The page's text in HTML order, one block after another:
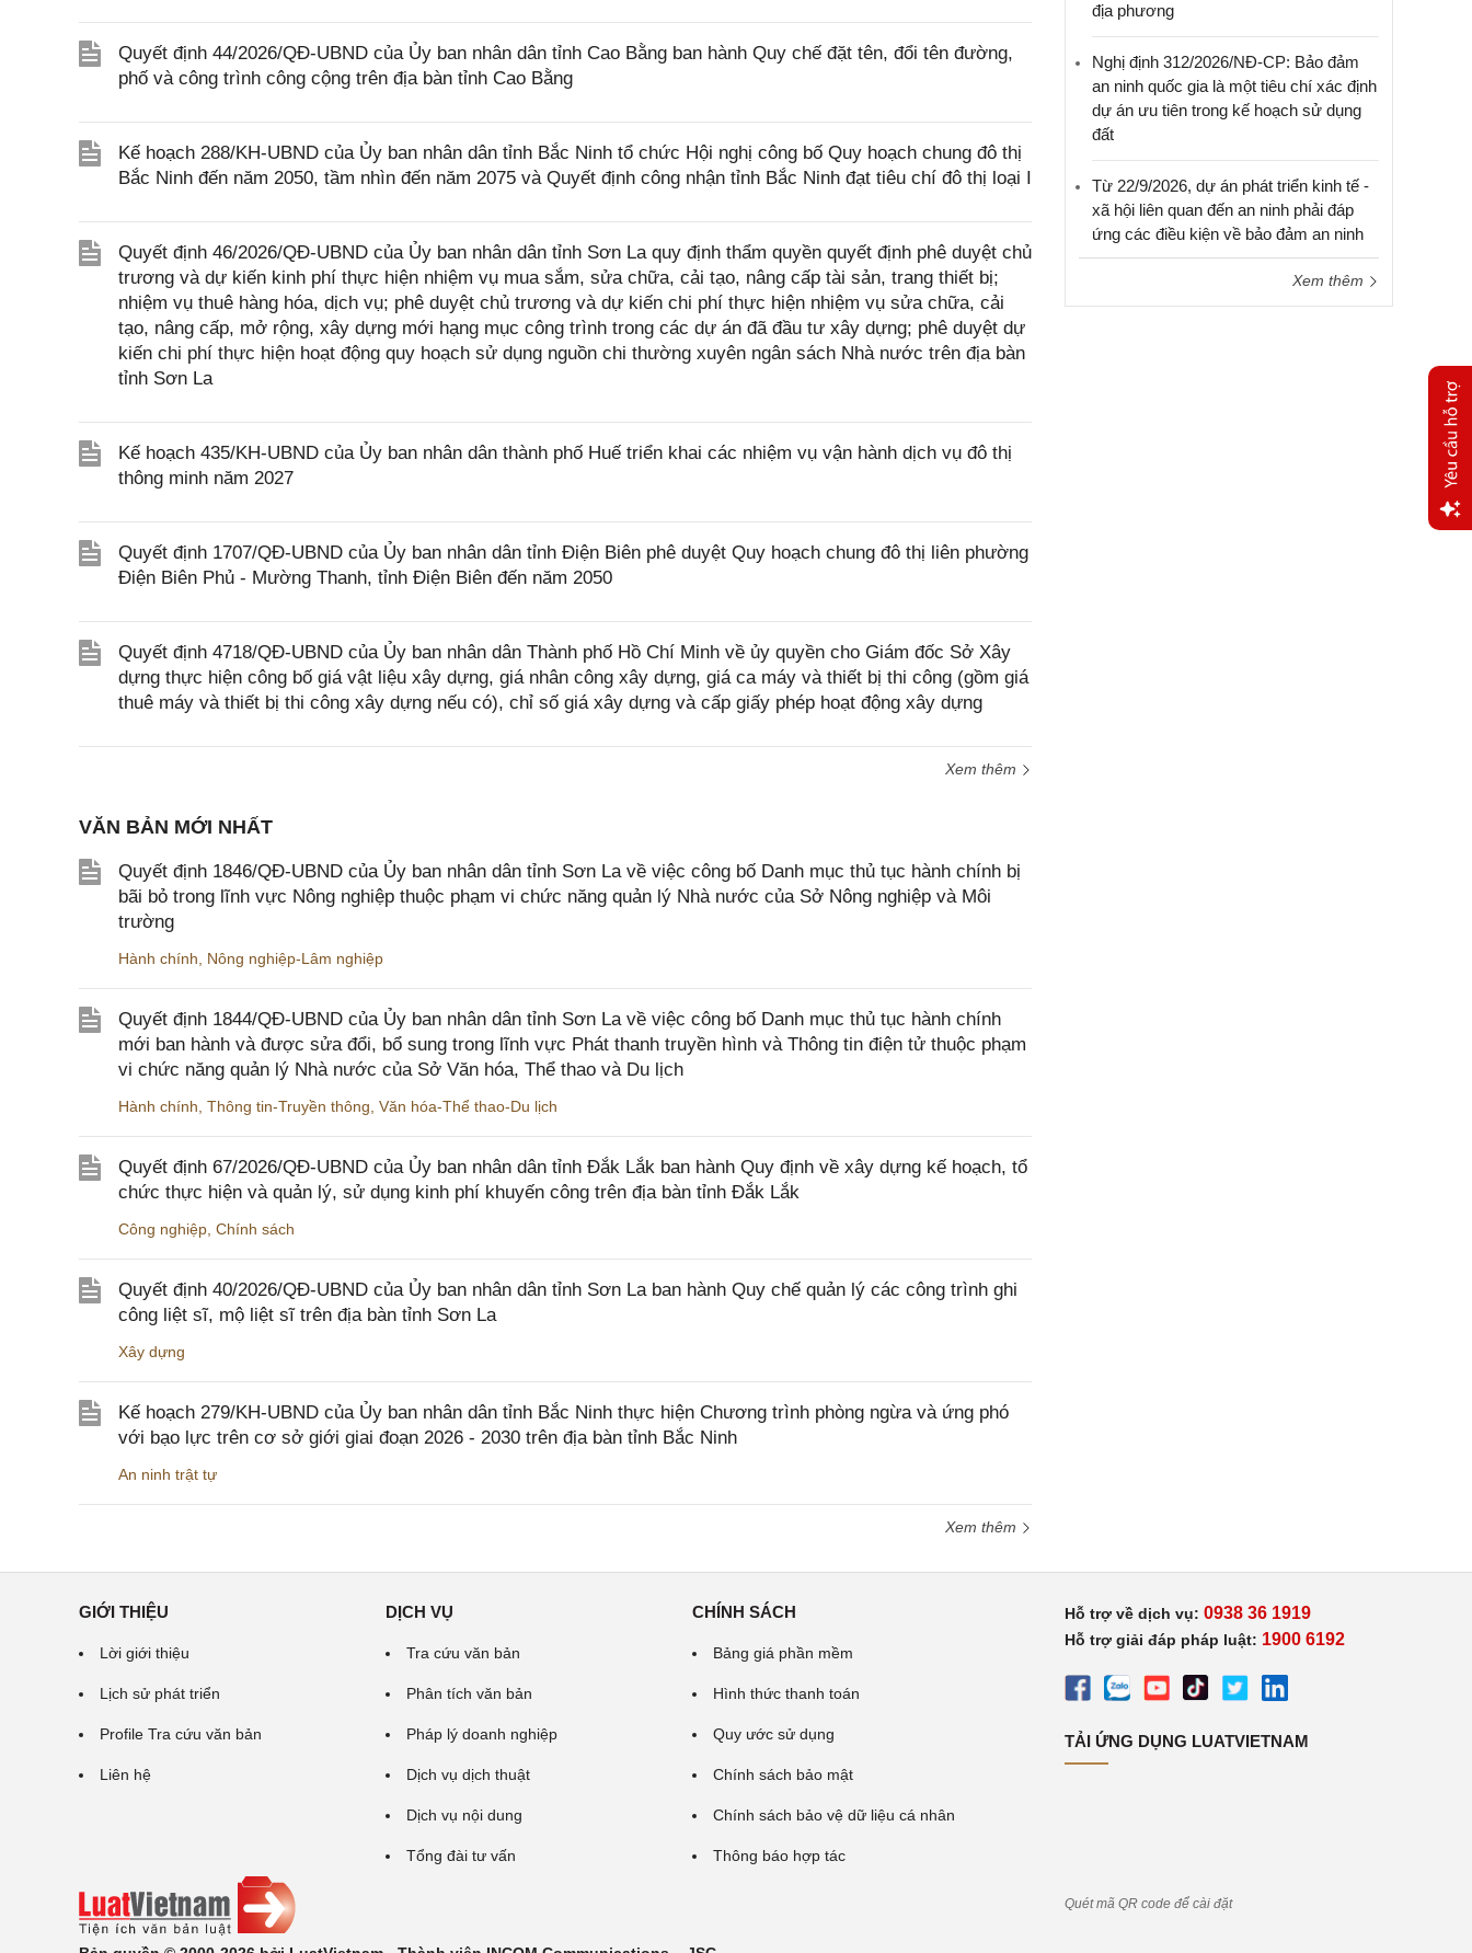
Quyết định 44/2026/QĐ-UBND của Ủy ban nhân dân tỉnh Cao Bằng ban hành Quy chế đặt tên, đổi tên đường,
phố và công trình công cộng trên địa bàn tỉnh Cao Bằng
Kế hoạch 288/KH-UBND của Ủy ban nhân dân tỉnh Bắc Ninh tổ chức Hội nghị công bố Quy hoạch chung đô thị
Bắc Ninh đến năm 2050, tầm nhìn đến năm 2075 và Quyết định công nhận tỉnh Bắc Ninh đạt tiêu chí đô thị loại I
Quyết định 46/2026/QĐ-UBND của Ủy ban nhân dân tỉnh Sơn La quy định thẩm quyền quyết định phê duyệt chủ
trương và dự kiến kinh phí thực hiện nhiệm vụ mua sắm, sửa chữa, cải tạo, nâng cấp tài sản, trang thiết bị;
nhiệm vụ thuê hàng hóa, dịch vụ; phê duyệt chủ trương và dự kiến chi phí thực hiện nhiệm vụ sửa chữa, cải
tạo, nâng cấp, mở rộng, xây dựng mới hạng mục công trình trong các dự án đã đầu tư xây dựng; phê duyệt dự
kiến chi phí thực hiện hoạt động quy hoạch sử dụng nguồn chi thường xuyên ngân sách Nhà nước trên địa bàn
tỉnh Sơn La
Kế hoạch 435/KH-UBND của Ủy ban nhân dân thành phố Huế triển khai các nhiệm vụ vận hành dịch vụ đô thị
thông minh năm 2027
Quyết định 1707/QĐ-UBND của Ủy ban nhân dân tỉnh Điện Biên phê duyệt Quy hoạch chung đô thị liên phường
Điện Biên Phủ - Mường Thanh, tỉnh Điện Biên đến năm 2050
Quyết định 4718/QĐ-UBND của Ủy ban nhân dân Thành phố Hồ Chí Minh về ủy quyền cho Giám đốc Sở Xây
dựng thực hiện công bố giá vật liệu xây dựng, giá nhân công xây dựng, giá ca máy và thiết bị thi công (gồm giá
thuê máy và thiết bị thi công xây dựng nếu có), chỉ số giá xây dựng và cấp giấy phép hoạt động xây dựng
Xem thêm
VĂN BẢN MỚI NHẤT
Quyết định 1846/QĐ-UBND của Ủy ban nhân dân tỉnh Sơn La về việc công bố Danh mục thủ tục hành chính bị
bãi bỏ trong lĩnh vực Nông nghiệp thuộc phạm vi chức năng quản lý Nhà nước của Sở Nông nghiệp và Môi
trường
Hành chính Nông nghiệp-Lâm nghiệp
Quyết định 1844/QĐ-UBND của Ủy ban nhân dân tỉnh Sơn La về việc công bố Danh mục thủ tục hành chính
mới ban hành và được sửa đổi, bổ sung trong lĩnh vực Phát thanh truyền hình và Thông tin điện tử thuộc phạm
vi chức năng quản lý Nhà nước của Sở Văn hóa, Thể thao và Du lịch
Hành chính Thông tin-Truyền thông Văn hóa-Thể thao-Du lịch
Quyết định 67/2026/QĐ-UBND của Ủy ban nhân dân tỉnh Đắk Lắk ban hành Quy định về xây dựng kế hoạch, tổ
chức thực hiện và quản lý, sử dụng kinh phí khuyến công trên địa bàn tỉnh Đắk Lắk
Công nghiệp Chính sách
Quyết định 40/2026/QĐ-UBND của Ủy ban nhân dân tỉnh Sơn La ban hành Quy chế quản lý các công trình ghi
công liệt sĩ, mộ liệt sĩ trên địa bàn tỉnh Sơn La
Xây dựng
Kế hoạch 279/KH-UBND của Ủy ban nhân dân tỉnh Bắc Ninh thực hiện Chương trình phòng ngừa và ứng phó
với bạo lực trên cơ sở giới giai đoạn 2026 - 2030 trên địa bàn tỉnh Bắc Ninh
An ninh trật tự
Xem thêm
địa phương
Nghị định 312/2026/NĐ-CP: Bảo đảm
an ninh quốc gia là một tiêu chí xác định
dự án ưu tiên trong kế hoạch sử dụng
đất
Từ 22/9/2026, dự án phát triển kinh tế -
xã hội liên quan đến an ninh phải đáp
ứng các điều kiện về bảo đảm an ninh
Xem thêm
GIỚI THIỆU
Lời giới thiệu
Lịch sử phát triển
Profile Tra cứu văn bản
Liên hệ
DỊCH VỤ
Tra cứu văn bản
Phân tích văn bản
Pháp lý doanh nghiệp
Dịch vụ dịch thuật
Dịch vụ nội dung
Tổng đài tư vấn
CHÍNH SÁCH
Bảng giá phần mềm
Hình thức thanh toán
Quy ước sử dụng
Chính sách bảo mật
Chính sách bảo vệ dữ liệu cá nhân
Thông báo hợp tác
Hỗ trợ về dịch vụ: 0938 36 1919
Hỗ trợ giải đáp pháp luật: 1900 6192
TẢI ỨNG DỤNG LUATVIETNAM
Quét mã QR code để cài đặt